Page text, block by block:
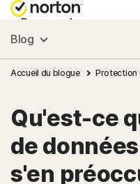
Personnel
Small Business
Ressources
Support
Blog
Accueil du blogue Protection
Qu'est-ce
de
s'en